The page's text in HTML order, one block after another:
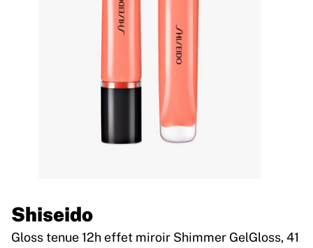
Shiseido
Gloss tenue 12h effet miroir Shimmer GelGloss, 41